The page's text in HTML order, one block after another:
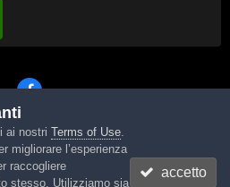
Contattaci Cookies
Invision Community
ai nostri Terms of Use.
migliorare l’esperienza
raccogliere
stesso. Utilizziamo sia
accetto